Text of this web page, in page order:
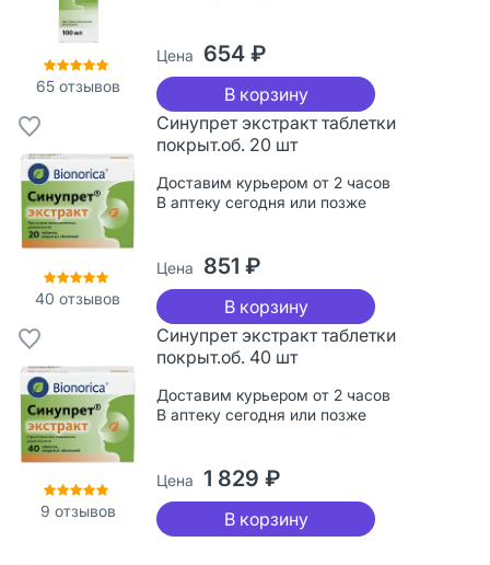
65отзывов
Цена 654 ₽
В корзину
40 отзывов
Синупрет экстракт таблетки
покрыт.об. 20 шт
Доставим курьером от 2 часов
В аптеку сегодня или позже
Цена 851 ₽
В корзину
9 отзывов
Синупрет экстракт таблетки
покрыт.об. 40 шт
Доставим курьером от 2 часов
В аптеку сегодня или позже
Цена 1 829 ₽
В корзину